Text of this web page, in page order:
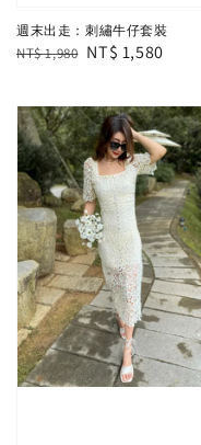
週末出走：刺繡牛仔套裝
Regular
NT$ 1,980 Sale
NT$ 1,580